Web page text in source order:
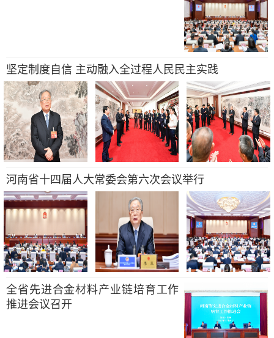
坚定制度自信 主动融入全过程人民民主实践
河南省十四届人大常委会第六次会议举行
全省先进合金材料产业链培育工作
推进会议召开